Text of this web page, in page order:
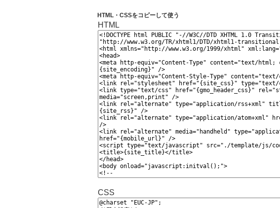
HTML・CSSをコピーして使う
HTML
CSS